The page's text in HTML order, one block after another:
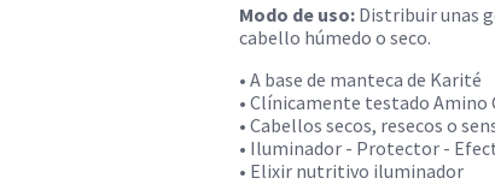
Modo de uso: Distribuir unas
cabello húmedo o seco.
• A base de manteca de Karité
• Clínicamente testado Amino
• Cabellos secos, resecos o
• Iluminador - Protector -
• Elixir nutritivo iluminador